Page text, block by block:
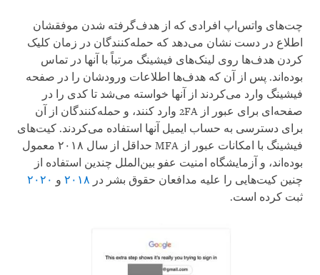
چت‌های واتس‌اپ افرادی که از هدف‌گرفته شدن موفقشان
اطلاع در دست نشان می‌دهد که حمله‌کنندگان در زمان کلیک
کردن هدف‌ها روی لینک‌های فیشینگ مرتباً با آنها در تماس
بوده‌اند. پس از آن که هدف‌ها اطلاعات ورودشان را در صفحه
فیشینگ وارد می‌کردند از آنها خواسته می‌شد تا کدی را در
صفحه‌ای برای عبور از 2FA وارد کنند، و حمله‌کنندگان از آن
برای دسترسی به حساب ایمیل آنها استفاده می‌کردند. کیت‌های
فیشینگ با امکانات عبور از MFA حداقل از سال ۲۰۱۸ معمول
بوده‌اند، و آزمایشگاه امنیت عفو بین‌الملل چندین استفاده از
چنین کیت‌هایی را علیه مدافعان حقوق بشر در ۲۰۱۸ و ۲۰۲۰
ثبت کرده است.